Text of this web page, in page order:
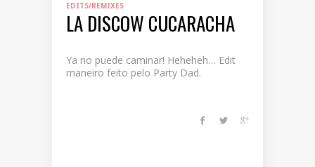
EDITS/REMIXES
LA DISCOW CUCARACHA
Ya no puede caminar! Heheheh… Edit
maneiro feito pelo Party Dad.